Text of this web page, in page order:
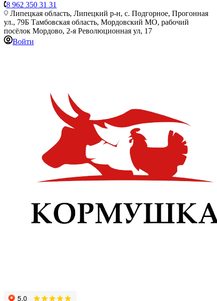
8 962 350 31 31
Липецкая область, Липецкий р-н, с. Подгорное, Прогонная
ул., 79Б Тамбовская область, Мордовский МО, рабочий
посёлок Мордово, 2-я Революционная ул, 17
Войти